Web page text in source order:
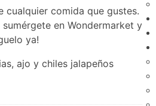
cualquier comida que gustes.
en Wondermarket y
ya!
ajo y chiles jalapeños